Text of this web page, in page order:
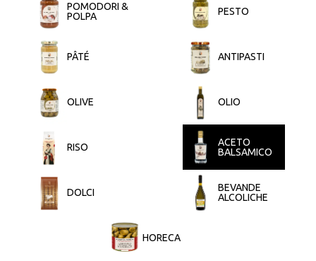
POMODORI &
POLPA
PESTO
PÂTÉ ANTIPASTI
OLIVE OLIO
RISO
ACETO
BALSAMICO
DOLCI
BEVANDE
ALCOLICHE
HORECA